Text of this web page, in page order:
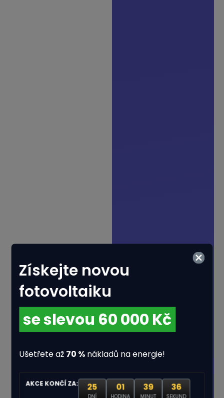
Získejte novou
fotovoltaiku
se slevou 60 000 Kč
Ušetřete až 70 % nákladů na energie!
AKCE KONČÍ ZA: 25
DNÍ
01
HODINA
39
MINUT
35
SEKUND
Kolik osob žije ve vaší
domácnosti?